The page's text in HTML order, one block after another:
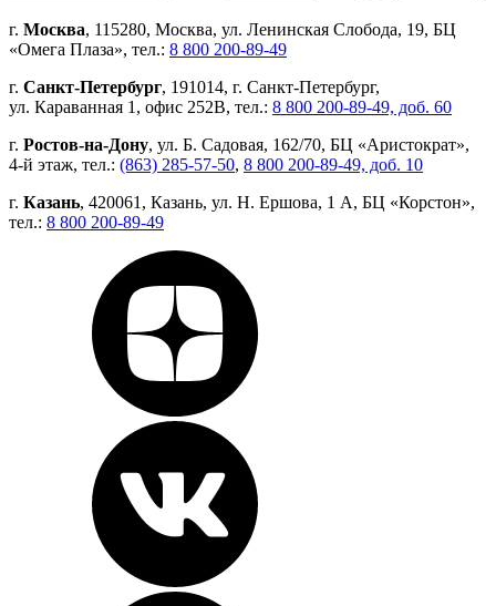
г. Москва, 115280, Москва, ул. Ленинская Слобода, 19, БЦ
«Омега Плаза», тел.: 8 800 200-89-49
г. Санкт-Петербург, 191014, г. Санкт-Петербург,
ул. Караванная 1, офис 252В, тел.: 8 800 200-89-49, доб. 60
г. Ростов-на-Дону, ул. Б. Садовая, 162/70, БЦ «Аристократ»,
4-й этаж, тел.: (863) 285-57-50, 8 800 200-89-49, доб. 10
г. Казань, 420061, Казань, ул. Н. Ершова, 1 А, БЦ «Корстон»,
тел.: 8 800 200-89-49